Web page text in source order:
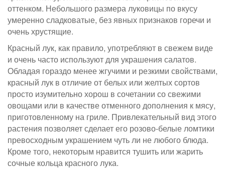
оттенком. Небольшого размера луковицы по вкусу
умеренно сладковатые, без явных признаков горечи и
очень хрустящие.
Красный лук, как правило, употребляют в свежем виде
и очень часто используют для украшения салатов.
Обладая гораздо менее жгучими и резкими свойствами,
красный лук в отличие от белых или желтых сортов
просто изумительно хорош в сочетании со свежими
овощами или в качестве отменного дополнения к мясу,
приготовленному на гриле. Привлекательный вид этого
растения позволяет сделает его розово-белые ломтики
превосходным украшением чуть ли не любого блюда.
Кроме того, некоторым нравится тушить или жарить
сочные кольца красного лука.